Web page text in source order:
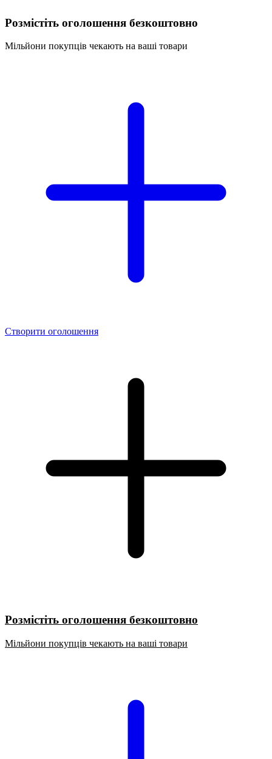
Розмістіть оголошення безкоштовно
Мільйони покупців чекають на ваші товари
Створити оголошення
Розмістіть оголошення безкоштовно
Мільйони покупців чекають на ваші товари